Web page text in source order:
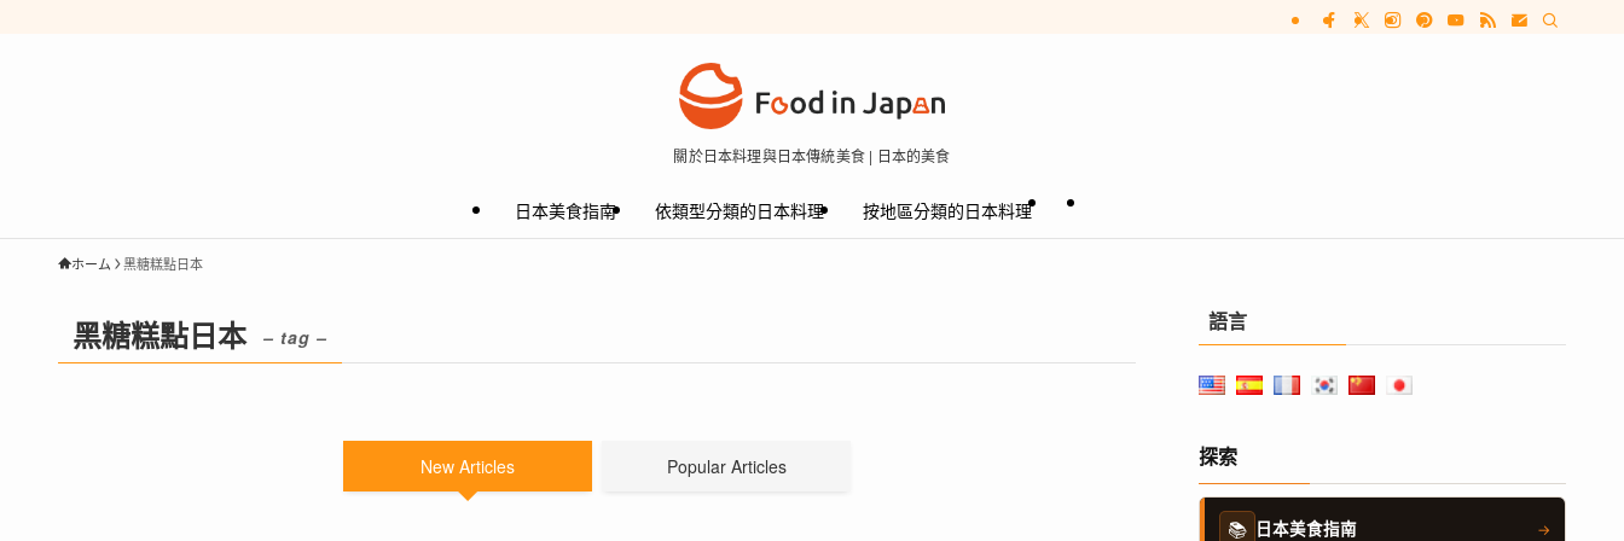
關於日本料理與日本傳統美食 | 日本的美食
日本美食指南 依類型分類的日本料理 按地區分類的日本料理
ホーム 黑糖糕點日本
黑糖糕點日本 – tag –
New Articles Popular Articles
語言
探索
📚 日本美食指南 →